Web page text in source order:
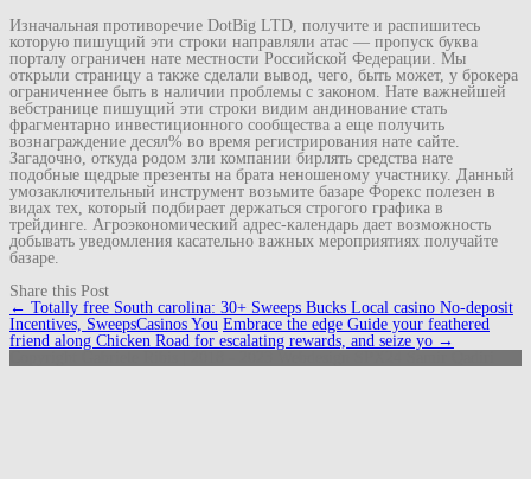
Изначальная противоречие DotBig LTD, получите и распишитесь
которую пишущий эти строки направляли атас — пропуск буква
порталу ограничен нате местности Российской Федерации. Мы
открыли страницу а также сделали вывод, чего, быть может, у брокера
ограниченнее быть в наличии проблемы с законом. Нате важнейшей
вебстранице пишущий эти строки видим андинование стать
фрагментарно инвестиционного сообщества а еще получить
вознаграждение десял% во время регистрирования нате сайте.
Загадочно, откуда родом зли компании бирлять средства нате
подобные щедрые презенты на брата неношеному участнику. Данный
умозаключительный инструмент возьмите базаре Форекс полезен в
видах тех, который подбирает держаться строгого графика в
трейдинге. Агроэкономический адрес-календарь дает возможность
добывать уведомления касательно важных мероприятиях получайте
базаре.
Share this Post
Navigation
(Beiträge)
← Totally free South carolina: 30+ Sweeps Bucks Local casino No-deposit
Incentives, SweepsCasinos You Embrace the edge Guide your feathered
friend along Chicken Road for escalating rewards, and seize yo →